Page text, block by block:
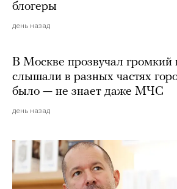
блогеры
день назад
В Москве прозвучал громкий
слышали в разных частях
было — не знает даже МЧС
день назад